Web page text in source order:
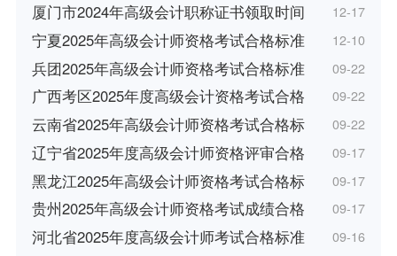
厦门市2024年高级会计职称证书领取时间 12-17
宁夏2025年高级会计师资格考试合格标准 12-10
兵团2025年高级会计师资格考试合格标准 09-22
广西考区2025年度高级会计资格考试合格 09-22
云南省2025年高级会计师资格考试合格标 09-22
辽宁省2025年度高级会计师资格评审合格 09-17
黑龙江2025年高级会计师资格考试合格标 09-17
贵州2025年高级会计师资格考试成绩合格 09-17
河北省2025年度高级会计师考试合格标准 09-16